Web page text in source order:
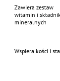
rolę w pobudzaniu
tłuszczowe,
D3, E i
aromatów,
burak jest
jelit dzięki
Zawiera zestaw
witamin i
mineralnych
Wspiera kości i